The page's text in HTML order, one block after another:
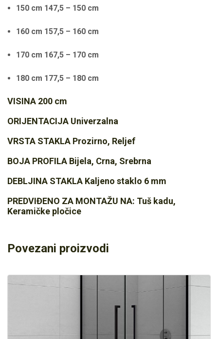
150 cm 147,5 – 150 cm
160 cm 157,5 – 160 cm
170 cm 167,5 – 170 cm
180 cm 177,5 – 180 cm
VISINA 200 cm
ORIJENTACIJA Univerzalna
VRSTA STAKLA Prozirno, Reljef
BOJA PROFILA Bijela, Crna, Srebrna
DEBLJINA STAKLA Kaljeno staklo 6 mm
PREDVIĐENO ZA MONTAŽU NA: Tuš kadu,
Keramičke pločice
Povezani proizvodi